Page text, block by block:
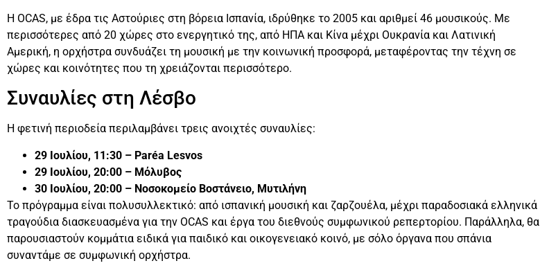
Η OCAS, με έδρα τις Αστούριες στη βόρεια Ισπανία, ιδρύθηκε το 2005 και αριθμεί 46 μουσικούς. Με
περισσότερες από 20 χώρες στο ενεργητικό της, από ΗΠΑ και Κίνα μέχρι Ουκρανία και Λατινική
Αμερική, η ορχήστρα συνδυάζει τη μουσική με την κοινωνική προσφορά, μεταφέροντας την τέχνη σε
χώρες και κοινότητες που τη χρειάζονται περισσότερο.
Συναυλίες στη Λέσβο
Η φετινή περιοδεία περιλαμβάνει τρεις ανοιχτές συναυλίες:
29 Ιουλίου, 11:30 – Paréa Lesvos
29 Ιουλίου, 20:00 – Μόλυβος
30 Ιουλίου, 20:00 – Νοσοκομείο Βοστάνειο, Μυτιλήνη
Το πρόγραμμα είναι πολυσυλλεκτικό: από ισπανική μουσική και ζαρζουέλα, μέχρι παραδοσιακά ελληνικά
τραγούδια διασκευασμένα για την OCAS και έργα του διεθνούς συμφωνικού ρεπερτορίου. Παράλληλα, θα
παρουσιαστούν κομμάτια ειδικά για παιδικό και οικογενειακό κοινό, με σόλο όργανα που σπάνια
συναντάμε σε συμφωνική ορχήστρα.